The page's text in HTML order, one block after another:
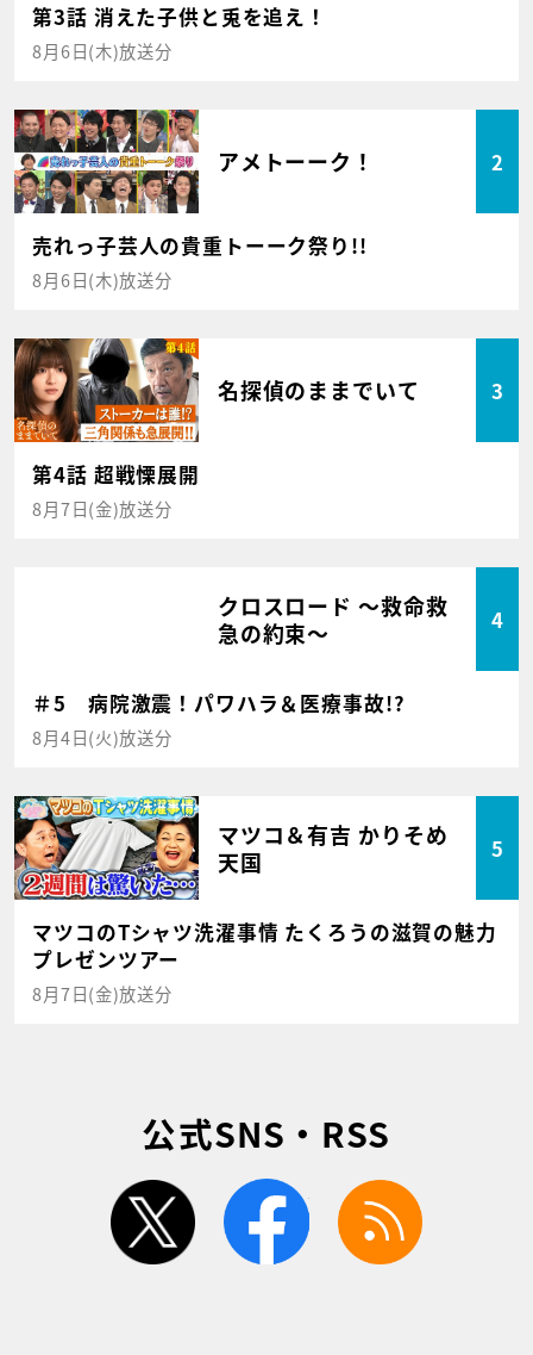
第3話 消えた子供と兎を追え！
8月6日(木)放送分
アメトーーク！ 2
売れっ子芸人の貴重トーーク祭り!!
8月6日(木)放送分
名探偵のままでいて 3
第4話 超戦慄展開
8月7日(金)放送分
クロスロード ～救命救
急の約束～
4
＃5 病院激震！パワハラ＆医療事故!?
8月4日(火)放送分
マツコ＆有吉 かりそめ
天国
5
マツコのTシャツ洗濯事情 たくろうの滋賀の魅力
プレゼンツアー
8月7日(金)放送分
公式SNS・RSS
twitter facebook